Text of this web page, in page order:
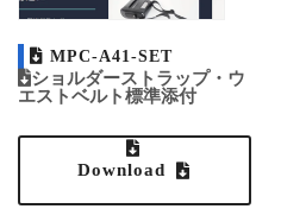
MPC-A41-SET
ショルダーストラップ・ウ
エストベルト標準添付
Download